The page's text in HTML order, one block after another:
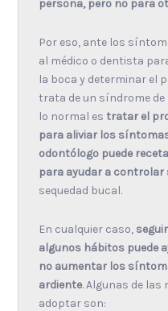
persona, pero no para
Por eso, ante los
al médico o dentista
la boca y determinar el
trata de un síndrome
lo normal es tratar el
para aliviar los
odontólogo puede
para ayudar a
sequedad bucal.
En cualquier caso,
algunos hábitos puede
no aumentar los
ardiente. Algunas de las
adoptar son: